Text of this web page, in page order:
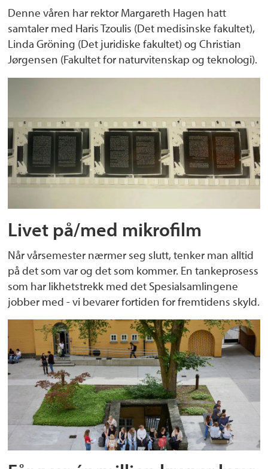
Denne våren har rektor Margareth Hagen hatt
samtaler med Haris Tzoulis (Det medisinske fakultet),
Linda Gröning (Det juridiske fakultet) og Christian
Jørgensen (Fakultet for naturvitenskap og teknologi).
Livet på/med mikrofilm
Når vårsemester nærmer seg slutt, tenker man alltid
på det som var og det som kommer. En tankeprosess
som har likhetstrekk med det Spesialsamlingene
jobber med - vi bevarer fortiden for fremtidens skyld.